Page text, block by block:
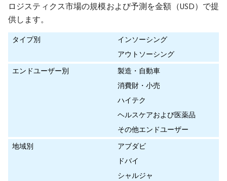
ロジスティクス市場の規模および予測を金額（USD）で提
供します。
タイプ別
インソーシング
アウトソーシング
エンドユーザー別
製造・自動車
消費財・小売
ハイテク
ヘルスケアおよび医薬品
その他エンドユーザー
地域別
アブダビ
ドバイ
シャルジャ